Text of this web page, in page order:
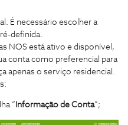
É necessário escolher a
definida.
NOS está ativo e disponível,
conta como preferencial para
apenas o serviço residencial.
“ Informação de Conta”;